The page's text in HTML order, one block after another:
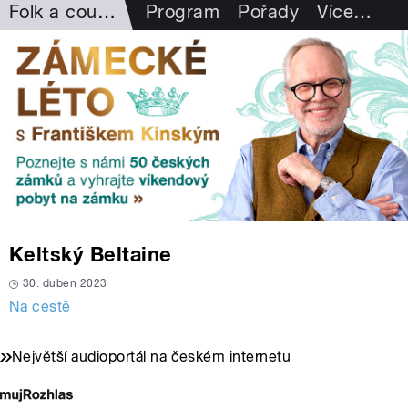
Folk a country Program Pořady Více…
Keltský Beltaine
30. duben 2023
Na cestě
Největší audioportál na českém internetu